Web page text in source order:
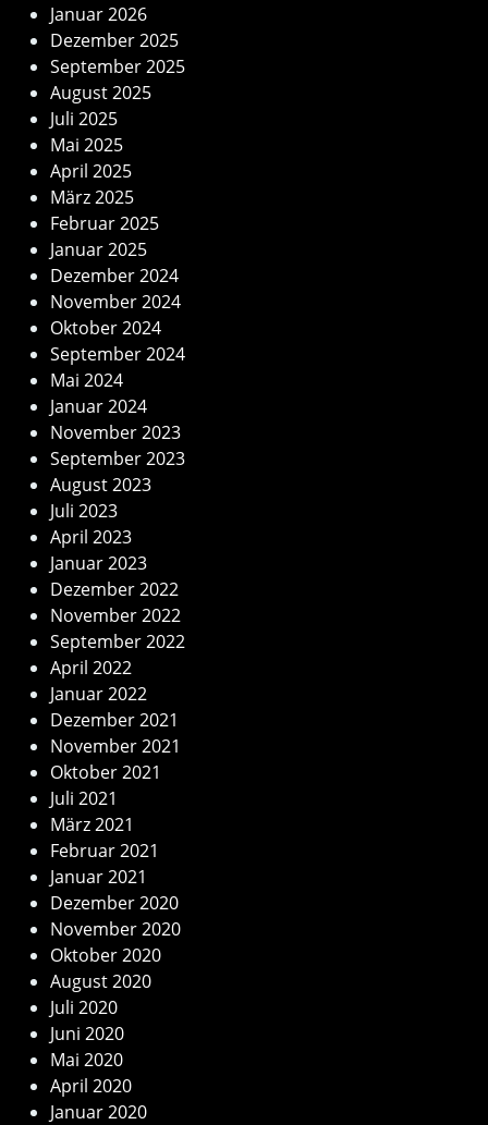
Januar 2026
Dezember 2025
September 2025
August 2025
Juli 2025
Mai 2025
April 2025
März 2025
Februar 2025
Januar 2025
Dezember 2024
November 2024
Oktober 2024
September 2024
Mai 2024
Januar 2024
November 2023
September 2023
August 2023
Juli 2023
April 2023
Januar 2023
Dezember 2022
November 2022
September 2022
April 2022
Januar 2022
Dezember 2021
November 2021
Oktober 2021
Juli 2021
März 2021
Februar 2021
Januar 2021
Dezember 2020
November 2020
Oktober 2020
August 2020
Juli 2020
Juni 2020
Mai 2020
April 2020
Januar 2020